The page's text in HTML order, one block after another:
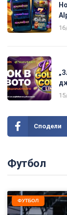
Сподели
Футбол
ФУТБОЛ